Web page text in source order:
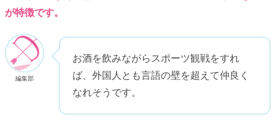
が特徴です。
編集部
お酒を飲みながらスポーツ観戦をすれ
ば、外国人とも言語の壁を超えて仲良く
なれそうです。